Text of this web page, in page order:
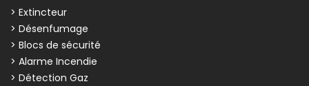
> Extincteur
> Désenfumage
> Blocs de sécurité
> Alarme Incendie
> Détection Gaz